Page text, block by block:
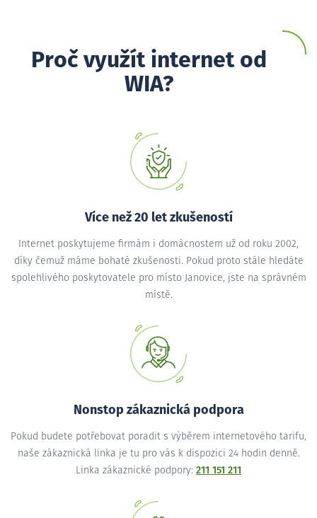
Proč využít internet od
WIA?
Více než 20 let zkušeností
Internet poskytujeme firmám i domácnostem už od roku 2002,
díky čemuž máme bohaté zkušenosti. Pokud proto stále hledáte
spolehlivého poskytovatele pro místo Janovice, jste na správném
místě.
Nonstop zákaznická podpora
Pokud budete potřebovat poradit s výběrem internetového tarifu,
naše zákaznická linka je tu pro vás k dispozici 24 hodin denně.
Linka zákaznické podpory: 211 151 211